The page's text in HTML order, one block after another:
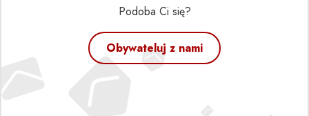
Podoba Ci się?
Obywateluj z nami